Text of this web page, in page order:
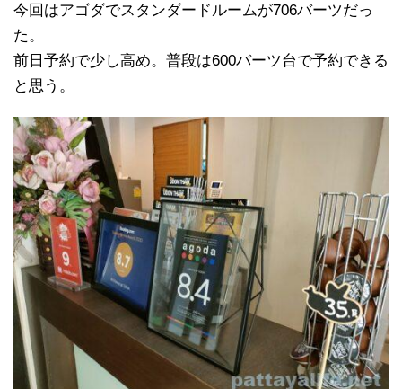
今回はアゴダでスタンダードルームが706バーツだっ
た。
前日予約で少し高め。普段は600バーツ台で予約できる
と思う。